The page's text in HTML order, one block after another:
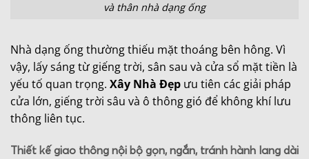
và thân nhà dạng ống
Nhà dạng ống thường thiếu mặt thoáng bên hông. Vì
vậy, lấy sáng từ giếng trời, sân sau và cửa sổ mặt tiền là
yếu tố quan trọng. Xây Nhà Đẹp ưu tiên các giải pháp
cửa lớn, giếng trời sâu và ô thông gió để không khí lưu
thông liên tục.
Thiết kế giao thông nội bộ gọn, ngắn, tránh hành lang dài